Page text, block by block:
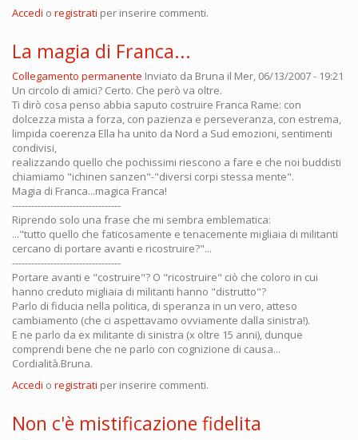
Accedi o registrati per inserire commenti.
La magia di Franca...
Collegamento permanente Inviato da Bruna il Mer, 06/13/2007 - 19:21
Un circolo di amici? Certo. Che però va oltre.
Ti dirò cosa penso abbia saputo costruire Franca Rame: con
dolcezza mista a forza, con pazienza e perseveranza, con estrema,
limpida coerenza Ella ha unito da Nord a Sud emozioni, sentimenti
condivisi,
realizzando quello che pochissimi riescono a fare e che noi buddisti
chiamiamo "ichinen sanzen"-"diversi corpi stessa mente".
Magia di Franca...magica Franca!
----------------------------------
Riprendo solo una frase che mi sembra emblematica:
..."tutto quello che faticosamente e tenacemente migliaia di militanti
cercano di portare avanti e ricostruire?"...
----------------------------------
Portare avanti e "costruire"? O "ricostruire" ciò che coloro in cui
hanno creduto migliaia di militanti hanno "distrutto"?
Parlo di fiducia nella politica, di speranza in un vero, atteso
cambiamento (che ci aspettavamo ovviamente dalla sinistra!).
E ne parlo da ex militante di sinistra (x oltre 15 anni), dunque
comprendi bene che ne parlo con cognizione di causa...
Cordialità.Bruna.
Accedi o registrati per inserire commenti.
Non c'è mistificazione fidelita